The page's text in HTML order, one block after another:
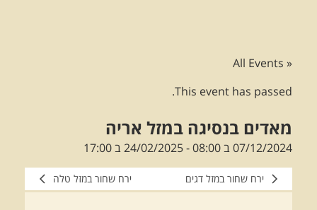
« All Events
This event has passed.
מאדים בנסיגה במזל אריה
07/12/2024 ב 08:00 -24/02/2025 ב 17:00
ירח שחור במזל דגים ירח שחור במזל טלה